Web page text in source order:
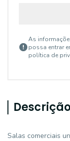
As
possa entrar
política de
Salas comerciais